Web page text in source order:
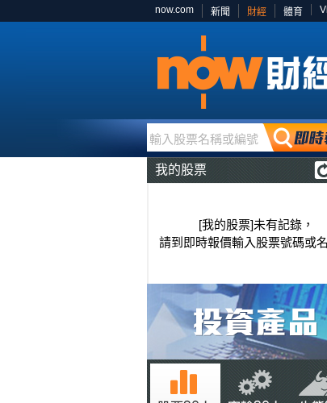
now.com 新聞 財經 體育
輸入股票名稱或編號
我的股票
[我的股票]未有記錄，
請到即時報價輸入股票號碼或